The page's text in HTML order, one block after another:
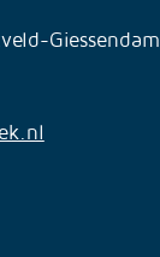
Giessendam